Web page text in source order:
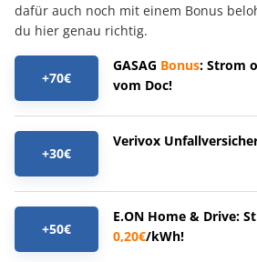
dafür auch noch mit einem Bonus
du hier genau richtig.
+70€
GASAG Bonus: Strom
vom Doc!
+30€
Verivox
+50€
E.ON Home & Drive:
0,20€/kWh!